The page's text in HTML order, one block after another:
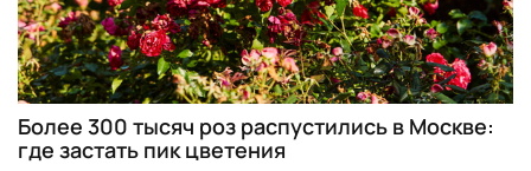
Более 300 тысяч роз распустились в Москве:
где застать пик цветения